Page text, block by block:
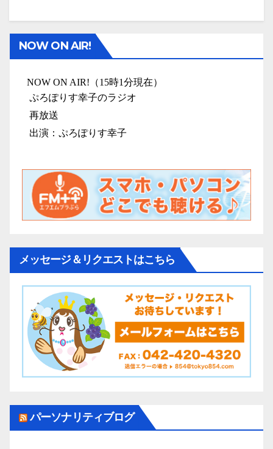
NOW ON AIR!
メッセージ＆リクエストはこちら
パーソナリティブログ